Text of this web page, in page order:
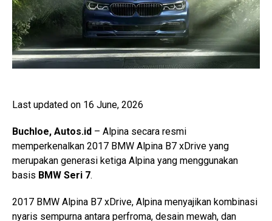
Last updated on 16 June, 2026
Buchloe, Autos.id – Alpina secara resmi
memperkenalkan 2017 BMW Alpina B7 xDrive yang
merupakan generasi ketiga Alpina yang menggunakan
basis BMW Seri 7.
2017 BMW Alpina B7 xDrive, Alpina menyajikan kombinasi
nyaris sempurna antara perfroma, desain mewah, dan